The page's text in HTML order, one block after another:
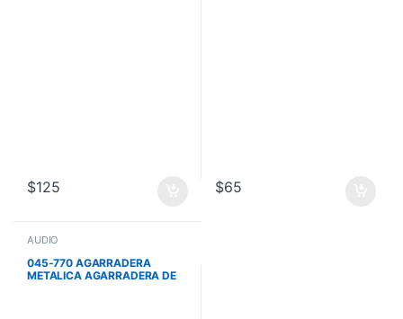
$125 $65
AUDIO
045-770 AGARRADERA
METALICA AGARRADERA DE